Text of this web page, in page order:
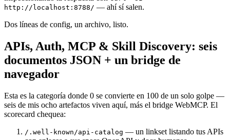
http://localhost:8788/ — ahí sí salen.
Dos líneas de config, un archivo, listo.
APIs, Auth, MCP & Skill Discovery: seis
documentos JSON + un bridge de
navegador
Esta es la categoría donde 0 se convierte en 100 de un solo golpe —
seis de mis ocho artefactos viven aquí, más el bridge WebMCP. El
scorecard chequea:
/.well-known/api-catalog — un linkset listando tus APIs